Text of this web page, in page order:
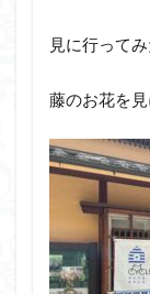
見に行って
藤のお花を